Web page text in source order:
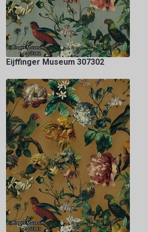
Eijffinger Museum 307302